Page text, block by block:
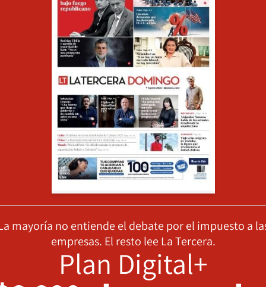
mayoría no entiende el debate por el impuesto a
empresas. El resto lee La Tercera.
Plan Digital+